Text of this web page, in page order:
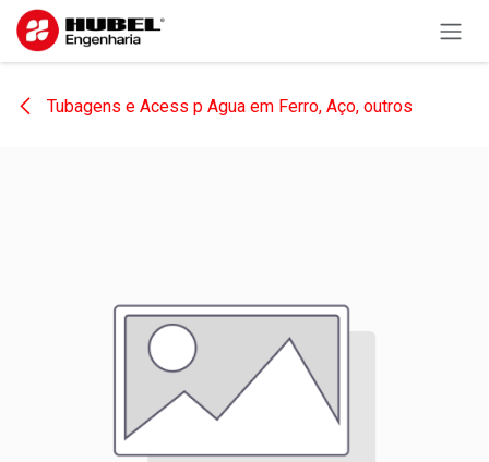
Pular para o conteúdo
Tubagens e Acess p Agua em Ferro, Aço, outros